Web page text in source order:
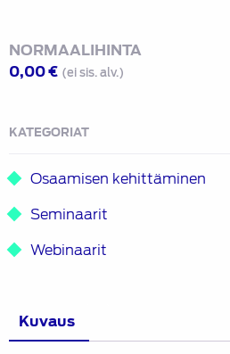
NORMAALIHINTA
0,00€ (ei sis. alv.)
KATEGORIAT
Osaamisen kehittäminen
Seminaarit
Webinaarit
Kuvaus